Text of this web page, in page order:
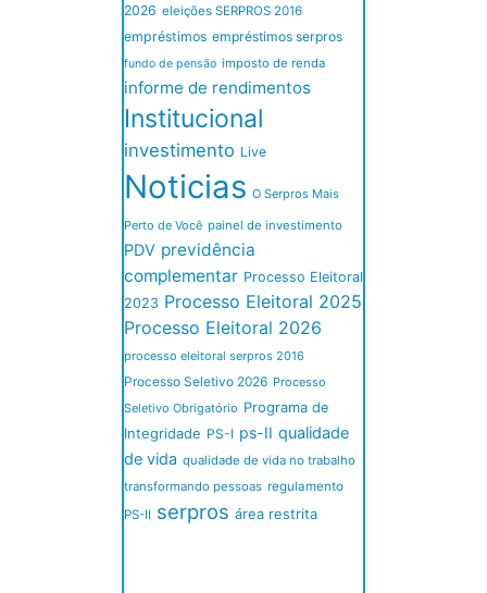
2026 eleições SERPROS 2016
empréstimos empréstimos serpros
fundo de pensão imposto de renda
informe de rendimentos
Institucional
investimento Live
Noticias O Serpros Mais
Perto de Você painel de investimento
PDV previdência
complementar Processo Eleitoral
2023 Processo Eleitoral 2025
Processo Eleitoral 2026
processo eleitoral serpros 2016
Processo Seletivo 2026 Processo
Seletivo Obrigatório Programa de
Integridade PS-I ps-II qualidade
de vida qualidade de vida no trabalho
transformando pessoas regulamento
PS-II serpros área restrita